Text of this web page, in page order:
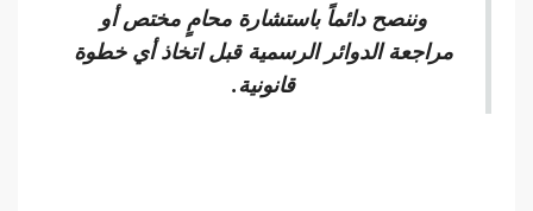
وننصح دائماً باستشارة محامٍ مختص أو
مراجعة الدوائر الرسمية قبل اتخاذ أي خطوة
قانونية.